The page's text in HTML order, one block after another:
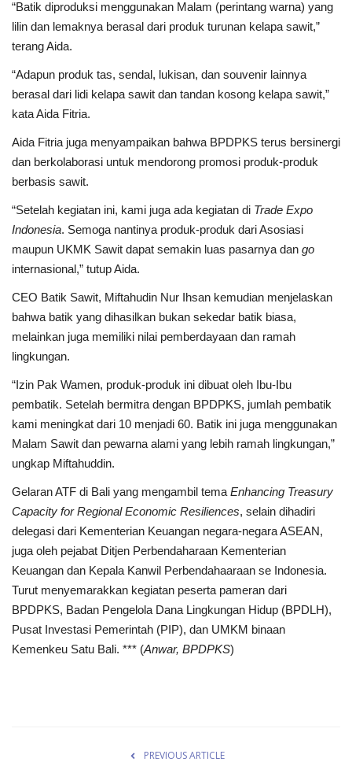
“Batik diproduksi menggunakan Malam (perintang warna) yang
lilin dan lemaknya berasal dari produk turunan kelapa sawit,”
terang Aida.
“Adapun produk tas, sendal, lukisan, dan souvenir lainnya
berasal dari lidi kelapa sawit dan tandan kosong kelapa sawit,”
kata Aida Fitria.
Aida Fitria juga menyampaikan bahwa BPDPKS terus bersinergi
dan berkolaborasi untuk mendorong promosi produk-produk
berbasis sawit.
“Setelah kegiatan ini, kami juga ada kegiatan di Trade Expo
Indonesia. Semoga nantinya produk-produk dari Asosiasi
maupun UKMK Sawit dapat semakin luas pasarnya dan go
internasional,” tutup Aida.
CEO Batik Sawit, Miftahudin Nur Ihsan kemudian menjelaskan
bahwa batik yang dihasilkan bukan sekedar batik biasa,
melainkan juga memiliki nilai pemberdayaan dan ramah
lingkungan.
“Izin Pak Wamen, produk-produk ini dibuat oleh Ibu-Ibu
pembatik. Setelah bermitra dengan BPDPKS, jumlah pembatik
kami meningkat dari 10 menjadi 60. Batik ini juga menggunakan
Malam Sawit dan pewarna alami yang lebih ramah lingkungan,”
ungkap Miftahuddin.
Gelaran ATF di Bali yang mengambil tema Enhancing Treasury
Capacity for Regional Economic Resiliences, selain dihadiri
delegasi dari Kementerian Keuangan negara-negara ASEAN,
juga oleh pejabat Ditjen Perbendaharaan Kementerian
Keuangan dan Kepala Kanwil Perbendahaaraan se Indonesia.
Turut menyemarakkan kegiatan peserta pameran dari
BPDPKS, Badan Pengelola Dana Lingkungan Hidup (BPDLH),
Pusat Investasi Pemerintah (PIP), dan UMKM binaan
Kemenkeu Satu Bali. *** (Anwar, BPDPKS)
PREVIOUS ARTICLE